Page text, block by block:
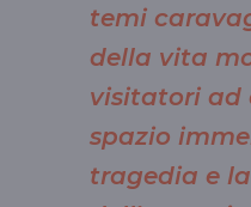
temi
della vita
visitatori ad
spazio
tragedia e